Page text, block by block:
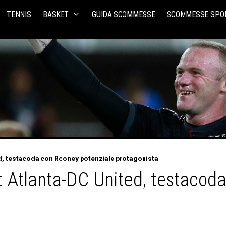
TENNIS BASKET GUIDA SCOMMESSE SCOMMESSE
testacoda con Rooney potenziale protagonista
Atlanta-DC United,